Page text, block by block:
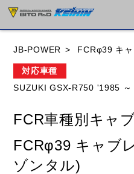
HUSQVANA
JB-POWER FCRφ39 キ
対応車種
SUZUKI GSX-R750 '1985 ～
FCR車種別キャ
FCRφ39 キャブ
ゾンタル)